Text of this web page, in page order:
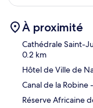
À proximité
Cathédrale Saint-
0.2 km
Hôtel de Ville de
Canal de la Robine
Réserve Africaine